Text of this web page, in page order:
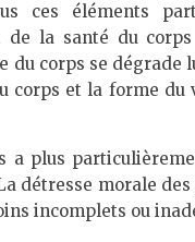
ces éléments
de la santé du
du corps se dégrade
corps et la forme du
a plus
détresse morale
incomplets ou